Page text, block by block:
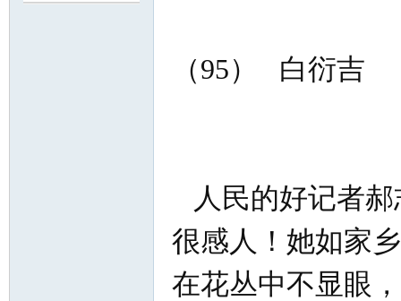
（95） 白衍吉
人民的好记者郝
很感人！她如家
在花丛中不显眼